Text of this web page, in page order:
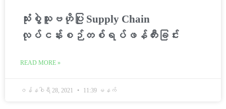
သုံးစွဲသူဗဟိုပြု Supply Chain
လုပ်ငန်းစဉ်တစ်ရပ်ဖန်တီးခြင်း
READ MORE »
ဇန်နဝါရီ 28, 2021 11:39 မနက်